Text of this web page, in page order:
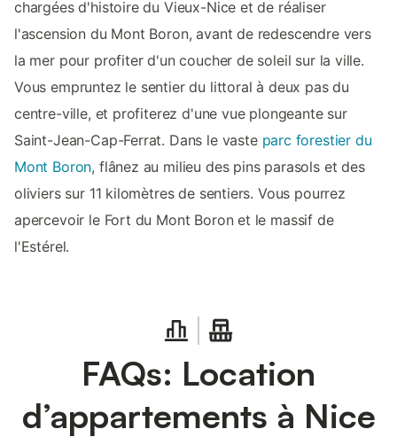
chargées d'histoire du Vieux-Nice et de réaliser
l'ascension du Mont Boron, avant de redescendre vers
la mer pour profiter d'un coucher de soleil sur la ville.
Vous empruntez le sentier du littoral à deux pas du
centre-ville, et profiterez d'une vue plongeante sur
Saint-Jean-Cap-Ferrat. Dans le vaste parc forestier du
Mont Boron, flânez au milieu des pins parasols et des
oliviers sur 11 kilomètres de sentiers. Vous pourrez
apercevoir le Fort du Mont Boron et le massif de
l'Estérel.
FAQs: Location
d’appartements à Nice